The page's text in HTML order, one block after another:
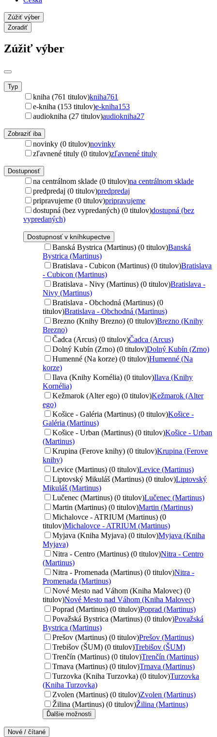
Zúžiť výber
Zoradiť
Zúžiť výber
Typ
kniha (761 titulov)kniha761
e-kniha (153 titulov)e-kniha153
audiokniha (27 titulov)audiokniha27
Zobraziť iba
novinky (0 titulov)novinky
zľavnené tituly (0 titulov)zľavnené tituly
Dostupnosť
na centrálnom sklade (0 titulov)na centrálnom sklade
predpredaj (0 titulov)predpredaj
pripravujeme (0 titulov)pripravujeme
dostupná (bez vypredaných) (0 titulov)dostupná (bez
vypredaných)
Dostupnosť v kníhkupectve
Banská Bystrica (Martinus) (0 titulov)Banská
Bystrica (Martinus)
Bratislava - Cubicon (Martinus) (0 titulov)Bratislava
- Cubicon (Martinus)
Bratislava - Nivy (Martinus) (0 titulov)Bratislava -
Nivy (Martinus)
Bratislava - Obchodná (Martinus) (0
titulov)Bratislava - Obchodná (Martinus)
Brezno (Knihy Brezno) (0 titulov)Brezno (Knihy
Brezno)
Čadca (Arcus) (0 titulov)Čadca (Arcus)
Dolný Kubín (Zrno) (0 titulov)Dolný Kubín (Zrno)
Humenné (Na korze) (0 titulov)Humenné (Na
korze)
Ilava (Knihy Kornélia) (0 titulov)Ilava (Knihy
Kornélia)
Kežmarok (Alter ego) (0 titulov)Kežmarok (Alter
ego)
Košice - Galéria (Martinus) (0 titulov)Košice -
Galéria (Martinus)
Košice - Urban (Martinus) (0 titulov)Košice - Urban
(Martinus)
Krupina (Ferove knihy) (0 titulov)Krupina (Ferove
knihy)
Levice (Martinus) (0 titulov)Levice (Martinus)
Liptovský Mikuláš (Martinus) (0 titulov)Liptovský
Mikuláš (Martinus)
Lučenec (Martinus) (0 titulov)Lučenec (Martinus)
Martin (Martinus) (0 titulov)Martin (Martinus)
Michalovce - ATRIUM (Martinus) (0
titulov)Michalovce - ATRIUM (Martinus)
Myjava (Kniha Myjava) (0 titulov)Myjava (Kniha
Myjava)
Nitra - Centro (Martinus) (0 titulov)Nitra - Centro
(Martinus)
Nitra - Promenada (Martinus) (0 titulov)Nitra -
Promenada (Martinus)
Nové Mesto nad Váhom (Kniha Malovec) (0
titulov)Nové Mesto nad Váhom (Kniha Malovec)
Poprad (Martinus) (0 titulov)Poprad (Martinus)
Považská Bystrica (Martinus) (0 titulov)Považská
Bystrica (Martinus)
Prešov (Martinus) (0 titulov)Prešov (Martinus)
Trebišov (ŠUM) (0 titulov)Trebišov (ŠUM)
Trenčín (Martinus) (0 titulov)Trenčín (Martinus)
Trnava (Martinus) (0 titulov)Trnava (Martinus)
Turzovka (Kniha Turzovka) (0 titulov)Turzovka
(Kniha Turzovka)
Zvolen (Martinus) (0 titulov)Zvolen (Martinus)
Žilina (Martinus) (0 titulov)Žilina (Martinus)
Ďalšie možnosti
Nové / čítané